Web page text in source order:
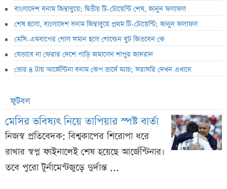
বাংলাদেশ বনাম জিম্বাবুয়ে; দ্বিতীয় টি-টোয়েন্টি শেষ, জানুন ফলাফল
শেষ হলো, বাংলাদেশ বনাম জিম্বাবুয়ে প্রথম টি-টোয়েন্টি; জানুন ফলাফল
মেসি-এমবাপের গোল সমান হলে গোল্ডেন বুট জিতবেন কে
যেভাবে না ফেরার দেশে পাড়ি জমালেন শাপুর জাদরান
ভোর ৪ টায় আর্জেন্টিনা বনাম কেপ ভার্দে ম্যাচ; সরাসরি দেখন এখানে
ফুটবল
মেসির ভবিষ্যৎ নিয়ে তাপিয়ার স্পষ্ট বার্তা
নিজস্ব প্রতিবেদক: বিশ্বকাপের শিরোপা ধরে
রাখার স্বপ্ন ফাইনালেই শেষ হয়েছে আর্জেন্টিনার।
তবে পুরো টুর্নামেন্টজুড়ে দুর্দান্ত ...